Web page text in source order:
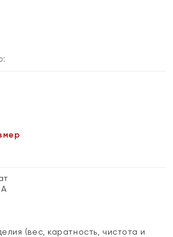
(вес, каратность, чистота и